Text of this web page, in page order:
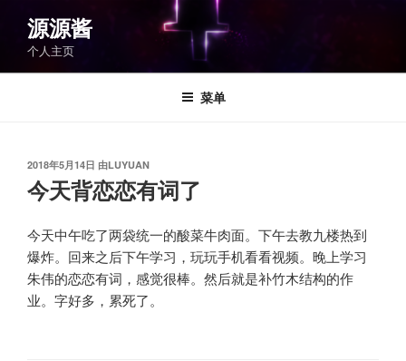
容
源源酱
个人主页
菜单
发
于
2018年5月14日 由LUYUAN
今天背恋恋有词了
今天中午吃了两袋统一的酸菜牛肉面。下午去教九楼热到
爆炸。回来之后下午学习，玩玩手机看看视频。晚上学习
朱伟的恋恋有词，感觉很棒。然后就是补竹木结构的作
业。字好多，累死了。